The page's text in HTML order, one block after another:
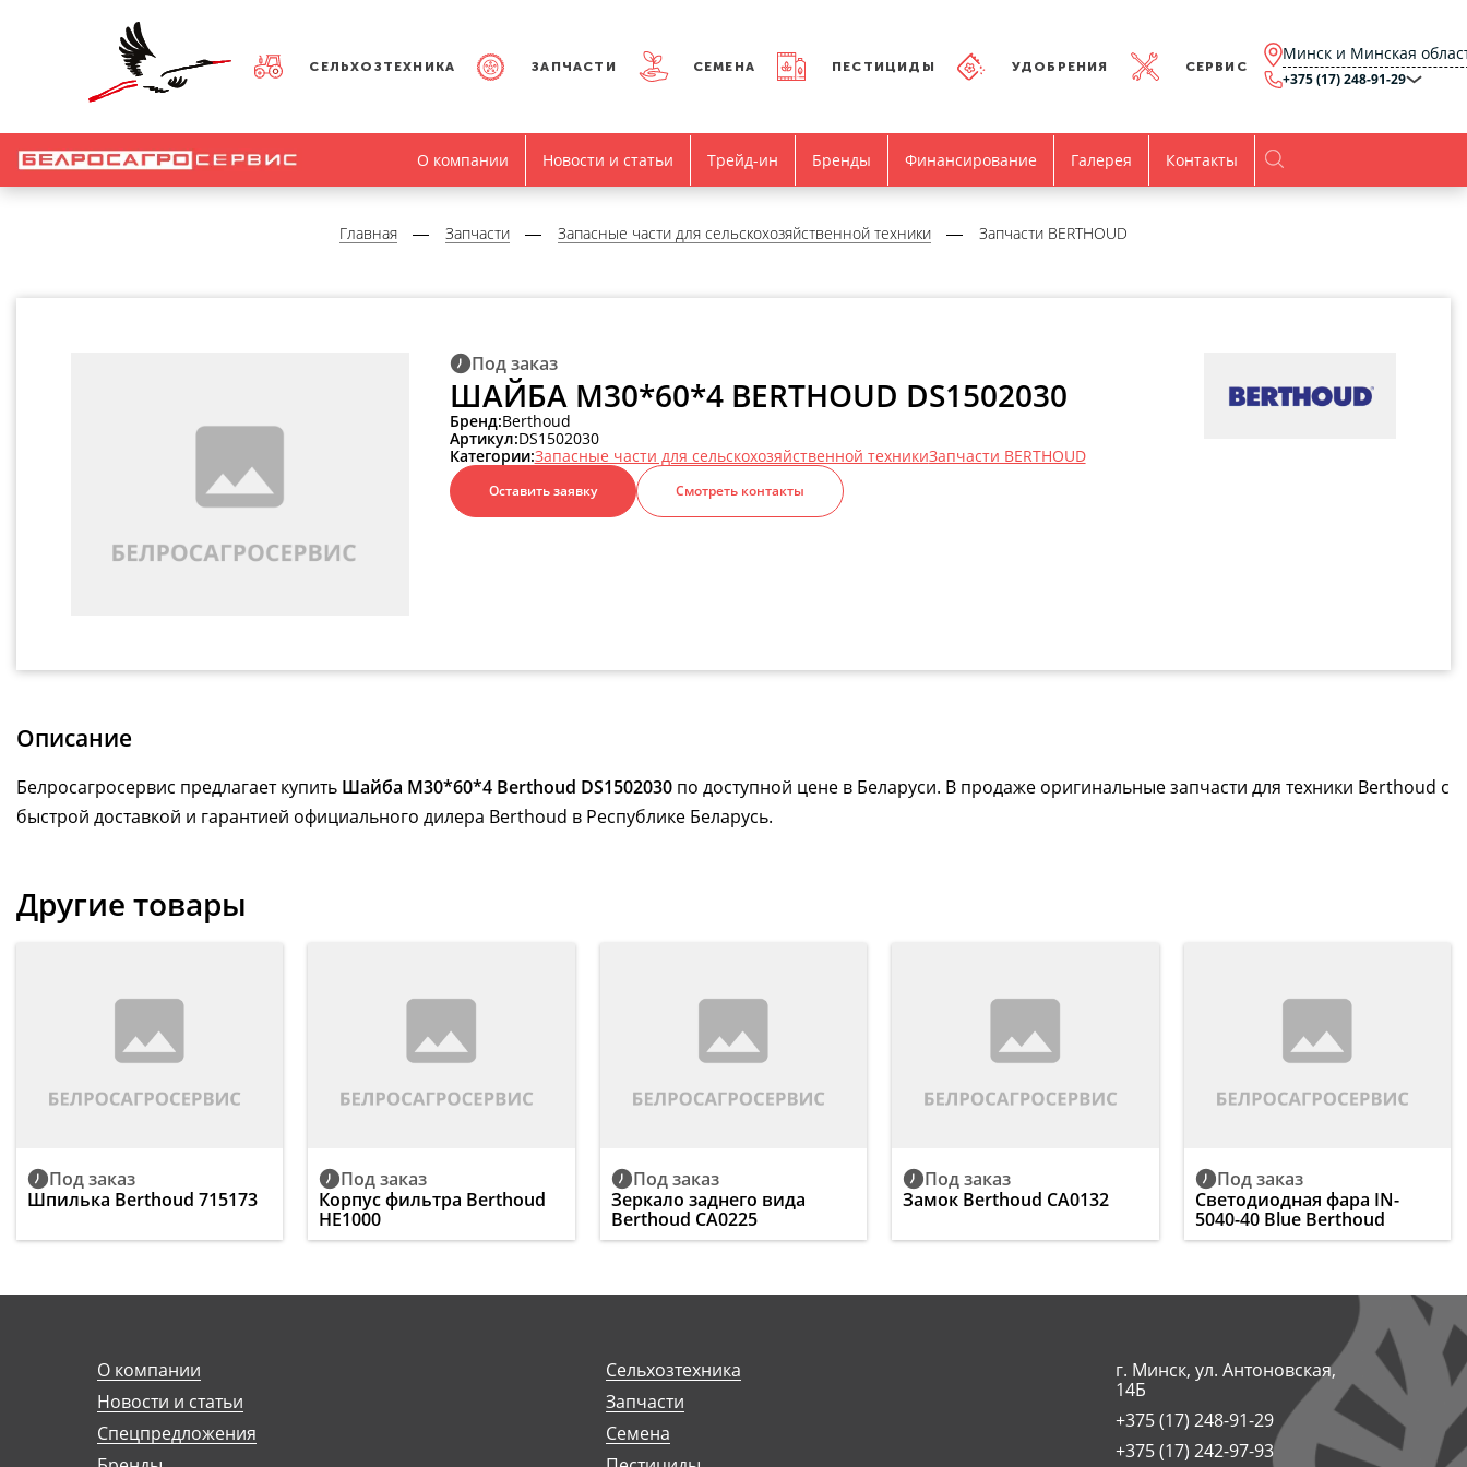
СЕЛЬХОЗТЕХНИКА ЗАПЧАСТИ СЕМЕНА ПЕСТИЦИДЫ УДОБРЕНИЯ СЕРВИС
Минск и Минская
область
Гомель и Гомельская
+375 (17) 248-91-29
office@agro.by
Время работы
Пн-Пт: 8.00-17.00
О компании Новости и статьи Трейд-ин Бренды Финансирование Галерея Контакты
Главная Запчасти Запасные части для сельскохозяйственной техники Запчасти BERTHOUD
Под заказ
ШАЙБА M30*60*4 BERTHOUD DS1502030
Бренд:Berthoud
Артикул:DS1502030
Категории:Запасные части для сельскохозяйственной техникиЗапчасти BERTHOUD
Оставить заявку Смотреть контакты
Описание
Белросагросервис предлагает купить Шайба M30*60*4 Berthoud DS1502030 по доступной цене в Беларуси. В продаже оригинальные запчасти для техники Berthoud с
быстрой доставкой и гарантией официального дилера Berthoud в Республике Беларусь.
Другие товары
Под заказ
Шпилька Berthoud 715173
Под заказ
Корпус фильтра Berthoud
HE1000
Под заказ
Зеркало заднего вида
Berthoud CA0225
Под заказ
Замок Berthoud CA0132
Под заказ
Светодиодная фара IN-
5040-40 Blue Berthoud
О компании
Новости и статьи
Спецпредложения
Сельхозтехника
Запчасти
Семена
г. Минск, ул. Антоновская,
14Б
+375 (17) 248-91-29
+375 (17) 242-97-93